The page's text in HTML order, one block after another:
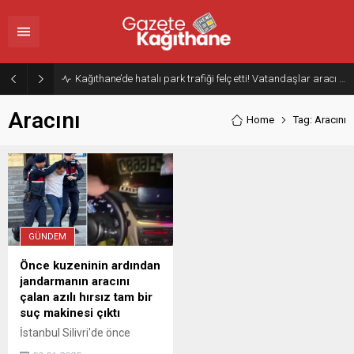
Aracını Home Tag: Aracını
GÜNDEM
Önce kuzeninin ardından
jandarmanın aracını
çalan azılı hırsız tam bir
suç makinesi çıktı
İstanbul Silivri'de önce